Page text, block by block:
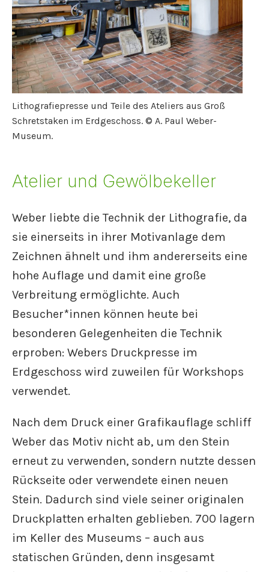
Lithografiepresse und Teile des Ateliers aus Groß
Schretstaken im Erdgeschoss. © A. Paul Weber-
Museum.
Atelier und Gewölbekeller
Weber liebte die Technik der Lithografie, da
sie einerseits in ihrer Motivanlage dem
Zeichnen ähnelt und ihm andererseits eine
hohe Auflage und damit eine große
Verbreitung ermöglichte. Auch
Besucher*innen können heute bei
besonderen Gelegenheiten die Technik
erproben: Webers Druckpresse im
Erdgeschoss wird zuweilen für Workshops
verwendet.
Nach dem Druck einer Grafikauflage schliff
Weber das Motiv nicht ab, um den Stein
erneut zu verwenden, sondern nutzte dessen
Rückseite oder verwendete einen neuen
Stein. Dadurch sind viele seiner originalen
Druckplatten erhalten geblieben. 700 lagern
im Keller des Museums – auch aus
statischen Gründen, denn insgesamt